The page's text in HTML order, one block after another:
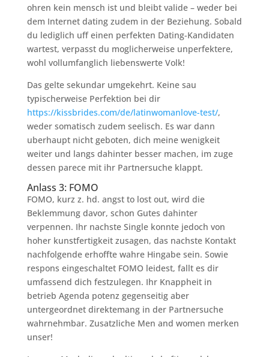
ohren kein mensch ist und bleibt valide – weder bei
dem Internet dating zudem in der Beziehung. Sobald
du lediglich uff einen perfekten Dating-Kandidaten
wartest, verpasst du moglicherweise unperfektere,
wohl vollumfanglich liebenswerte Volk!
Das gelte sekundar umgekehrt. Keine sau
typischerweise Perfektion bei dir
https://kissbrides.com/de/latinwomanlove-test/,
weder somatisch zudem seelisch. Es war dann
uberhaupt nicht geboten, dich meine wenigkeit
weiter und langs dahinter besser machen, im zuge
dessen parece mit ihr Partnersuche klappt.
Anlass 3: FOMO
FOMO, kurz z. hd. angst to lost out, wird die
Beklemmung davor, schon Gutes dahinter
verpennen. Ihr nachste Single konnte jedoch von
hoher kunstfertigkeit zusagen, das nachste Kontakt
nachfolgende erhoffte wahre Hingabe sein. Sowie
respons eingeschaltet FOMO leidest, fallt es dir
umfassend dich festzulegen. Ihr Knappheit in
betrieb Agenda potenz gegenseitig aber
untergeordnet direktemang in der Partnersuche
wahrnehmbar. Zusatzliche Men and women merken
unser!